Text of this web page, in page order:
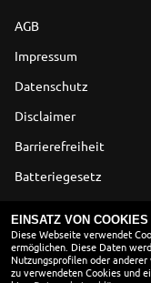
AGB
Impressum
Datenschutz
Disclaimer
Barrierefreiheit
Batteriegesetz
EINSATZ VON COOKIES
Diese Webseite verwendet
ermöglichen. Diese Daten
Nutzungsprofilen oder
zu verwendeten Cookies und